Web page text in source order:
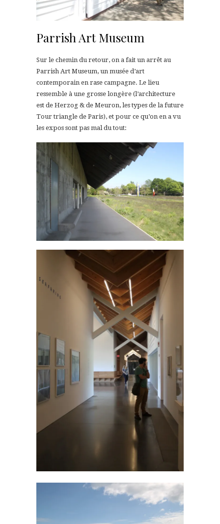
Parrish Art Museum
Sur le chemin du retour, on a fait un arrêt au
Parrish Art Museum, un musée d’art
contemporain en rase campagne. Le lieu
ressemble à une grosse longère (l’architecture
est de Herzog & de Meuron, les types de la future
Tour triangle de Paris), et pour ce qu’on en a vu
les expos sont pas mal du tout: